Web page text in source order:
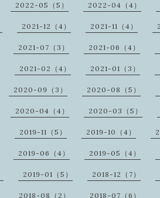
2022-05（5） 2022-04（4）
2021-12（4） 2021-11（4）
2021-07（3） 2021-06（4）
2021-02（4） 2021-01（3）
2020-09（3） 2020-08（5）
2020-04（4） 2020-03（5）
2019-11（5） 2019-10（4）
2019-06（4） 2019-05（4）
2019-01（5） 2018-12（7）
2018-08（2） 2018-07（6）